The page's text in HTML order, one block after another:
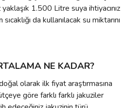
1.500 Litre suya ihtiyacınız
da kullanılacak su miktarını
NE KADAR?
olarak ilk fiyat araştırmasına
göre farklı farklı jakuziler